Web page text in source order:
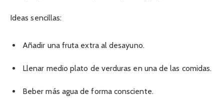
Ideas sencillas:
Añadir una fruta extra al desayuno.
Llenar medio plato de verduras en una de las comidas.
Beber más agua de forma consciente.